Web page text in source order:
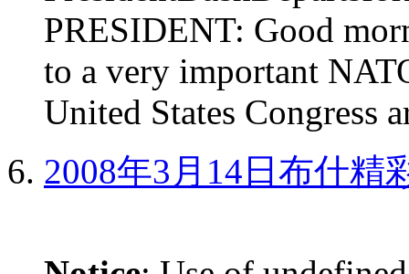
PRESIDENT: Good
to a very important
United States Congress
2008年3月14日布什精